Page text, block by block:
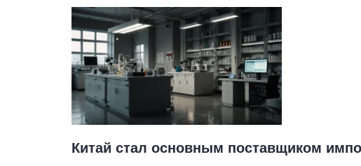
Китай стал основным поставщиком